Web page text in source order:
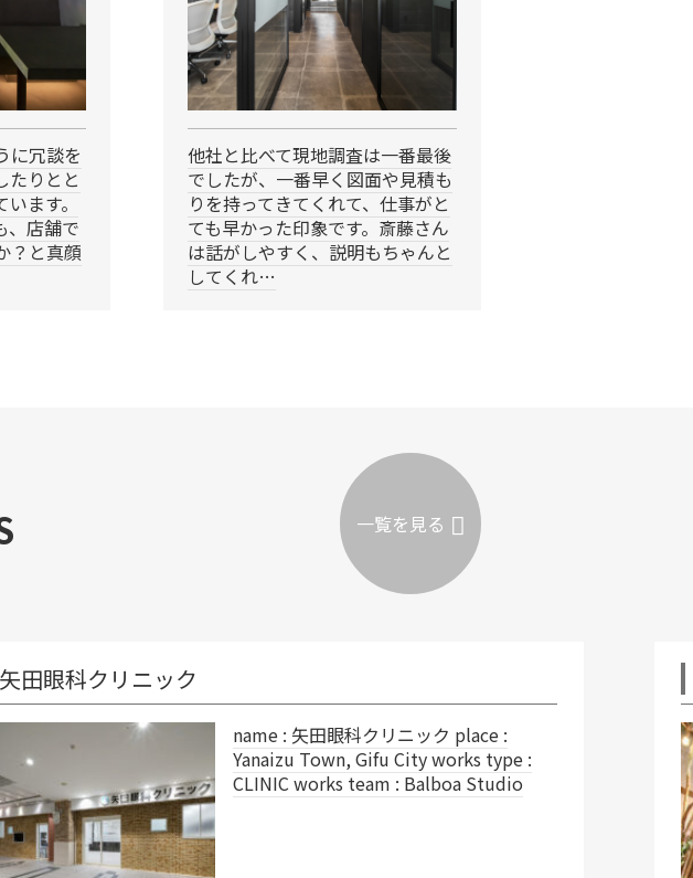
に冗談を
たりとと
ます。
、店舗で
？と真顔
他社と比べて現地調査は一番最後
でしたが、一番早く図面や見積も
りを持ってきてくれて、仕事がと
ても早かった印象です。斎藤さん
は話がしやすく、説明もちゃんと
してくれ…
一覧を見る
name : 矢田眼科クリニック place :
Yanaizu Town, Gifu City works type :
CLINIC works team : Balboa Studio